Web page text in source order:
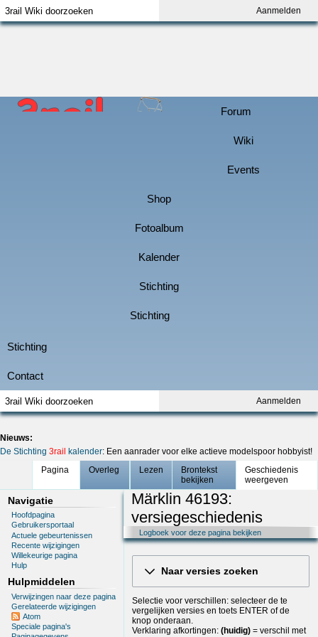
Aanmelden
Aanmelden
Nieuws:
De Stichting 3rail kalender: Een aanrader voor elke actieve modelspoor hobbyist!
Pagina
Overleg Lezen
Brontekst
bekijken
Geschiedenis
weergeven
Navigatie
Hoofdpagina
Gebruikersportaal
Actuele gebeurtenissen
Recente wijzigingen
Willekeurige pagina
Hulp
Hulpmiddelen
Verwijzingen naar deze pagina
Gerelateerde wijzigingen
Atom
Speciale pagina's
Märklin 46193:
versiegeschiedenis
Logboek voor deze pagina bekijken
Naar versies zoeken
Selectie voor verschillen: selecteer de te
vergelijken versies en toets ENTER of de
knop onderaan.
Verklaring afkortingen: (huidig)= verschil met